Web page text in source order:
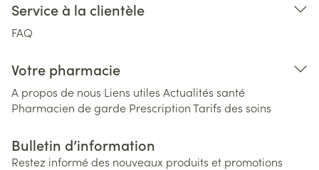
Service à la clientèle
FAQ
Votre pharmacie
A propos de nous Liens utiles Actualités santé
Pharmacien de garde PrescriptionTarifs des soins
Bulletin d’information
Restez informé des nouveaux produits et promotions